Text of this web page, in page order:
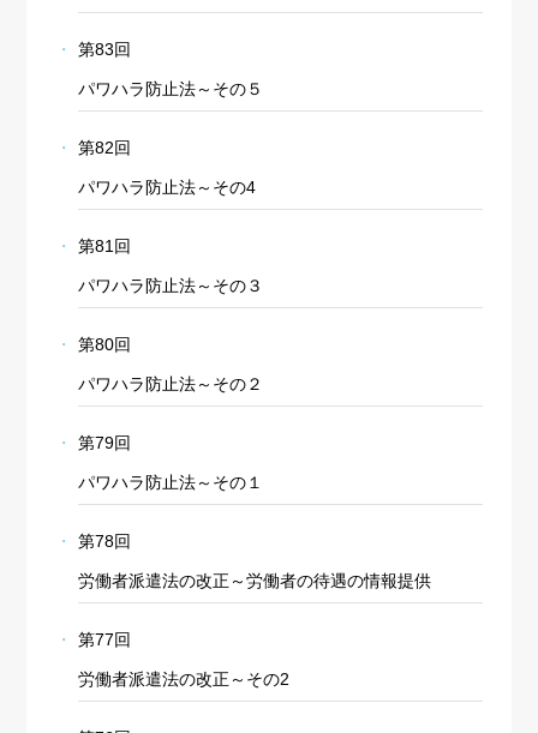
第83回
パワハラ防止法～その５
第82回
パワハラ防止法～その4
第81回
パワハラ防止法～その３
第80回
パワハラ防止法～その２
第79回
パワハラ防止法～その１
第78回
労働者派遣法の改正～労働者の待遇の情報提供
第77回
労働者派遣法の改正～その2